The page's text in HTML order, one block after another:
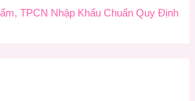
TPCN Nhập Khẩu Chuẩn Quy Định